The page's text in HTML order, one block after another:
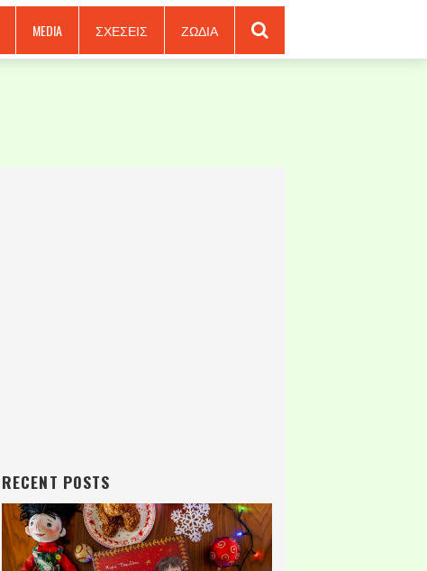
MEDIA ΣΧΕΣΕΙΣ ΖΩΔΙΑ
RECENT POSTS